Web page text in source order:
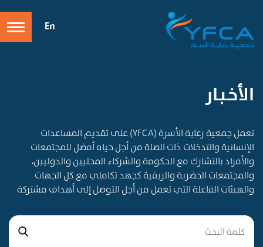
En
الأخـبـار
تعمل جمعية رعاية الأسرة (YFCA) على تقديم المساعدات
الإنسانية والتدخلات ذات الصلة من أجل حياه أفضل للمجتمعات
والأفراد بالتشارك مع الحكومة والشركاء المحليين والدوليين،
والمجتمعات الحضرية والريفية كجهد تكاملي مع كل الجهات
والهيئات الفاعلة التي تعمل من أجل التوصل إلى أهداف مشتركة